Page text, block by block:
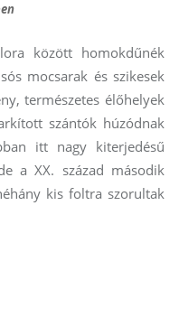
között homokdűnék
mocsarak és szikesek
természetes élőhelyek
szántók húzódnak
itt nagy kiterjedésű
a XX. század második
kis foltra szorultak